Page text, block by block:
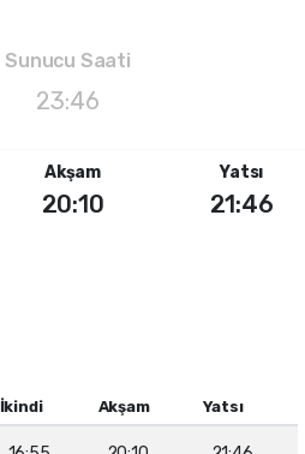
Sunucu Saati
23:46
Akşam
20:10
Yatsı
21:46
İkindi Akşam Yatsı